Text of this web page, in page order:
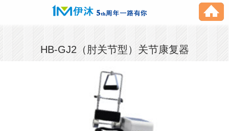
HB-GJ2（肘关节型）关节康复器